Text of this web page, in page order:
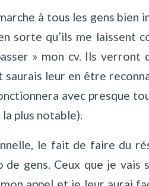
à tous les gens bien
sorte qu’ils me laissent
» mon cv. Ils verront
leur en être
avec presque
plus notable).
le fait de faire du
gens. Ceux que je vais